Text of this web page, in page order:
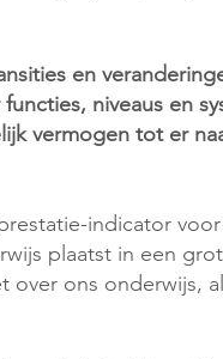
en
niveaus en
vermogen tot er
indicator
plaatst in een
ons onderwijs,